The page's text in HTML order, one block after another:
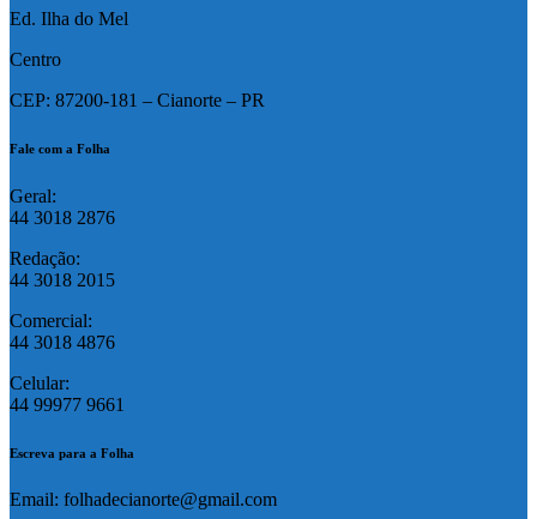
Ed. Ilha do Mel
Centro
CEP: 87200-181 – Cianorte – PR
Fale com a Folha
Geral:
44 3018 2876
Redação:
44 3018 2015
Comercial:
44 3018 4876
Celular:
44 99977 9661
Escreva para a Folha
Email: folhadecianorte@gmail.com